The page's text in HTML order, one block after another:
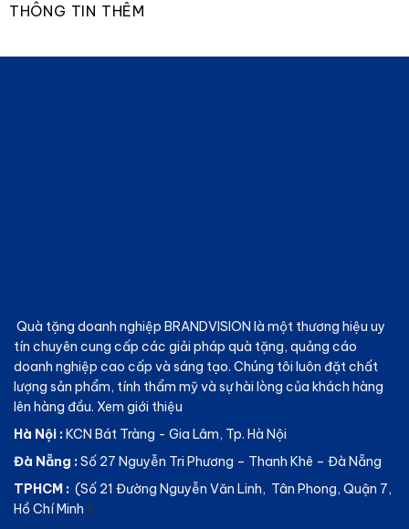
THÔNG TIN THÊM
Quà tặng doanh nghiệp BRANDVISION là một thương hiệu uy
tín chuyên cung cấp các giải pháp quà tặng, quảng cáo
doanh nghiệp cao cấp và sáng tạo. Chúng tôi luôn đặt chất
lượng sản phẩm, tính thẩm mỹ và sự hài lòng của khách hàng
lên hàng đầu. Xem giới thiệu
Hà Nội : KCN Bát Tràng - Gia Lâm, Tp. Hà Nội
Đà Nẵng :Số 27 Nguyễn Tri Phương – Thanh Khê – Đà Nẵng
TPHCM : (Số 21 Đường Nguyễn Văn Linh, Tân Phong, Quận 7,
Hồ Chí Minh )